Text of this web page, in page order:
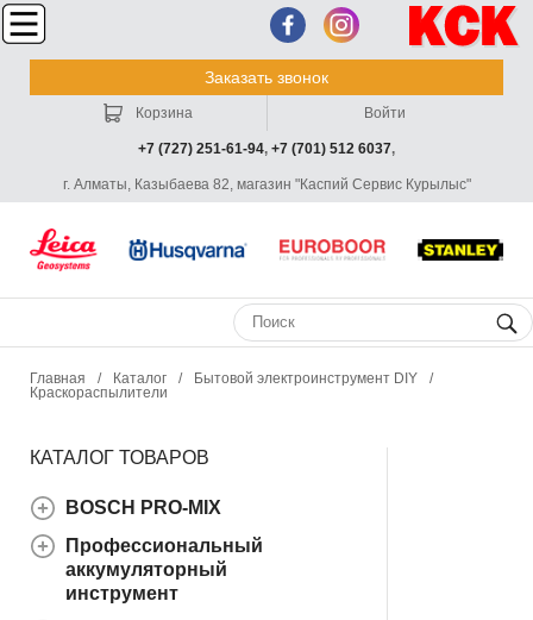
Заказать звонок
+7 (727) 251-61-94, +7 (701) 512 6037,
г. Алматы, Казыбаева 82, магазин "Каспий Сервис Курылыс"
Корзина Войти
Главная / Каталог / Бытовой электроинструмент DIY
/
Краскораспылители
КАТАЛОГ ТОВАРОВ
BOSCH PRO-MIX
Профессиональный
аккумуляторный
инструмент